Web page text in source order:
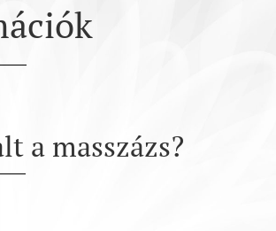
a masszázs?